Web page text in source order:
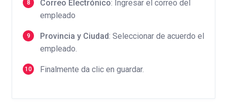
Correo Electrónico: Ingresar el correo del
empleado
Provincia y Ciudad: Seleccionar de acuerdo el
empleado.
Finalmente da clic en guardar.